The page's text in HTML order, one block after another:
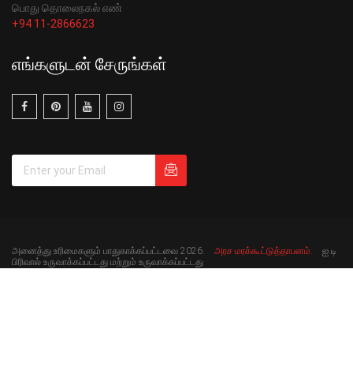
பொது தொலைநகல் எண்
+94 11-2866623
எங்களுடன் சேருங்கள்
அனைத்து உரிமைகளும் பாதுகாக்கப்பட்டவை 2026. அரச மரக்கூட்டுத்தாபனம். ஐ.டி
பிரிவால் உருவாக்கப்பட்டது மற்றும் உருவாக்கப்பட்டது